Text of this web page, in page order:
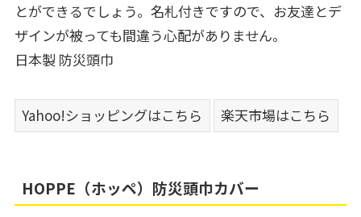
とができるでしょう。名札付きですので、お友達とデ
ザインが被っても間違う心配がありません。
日本製 防災頭巾
Yahoo!ショッピングはこちら 楽天市場はこちら
HOPPE（ホッペ）防災頭巾カバー